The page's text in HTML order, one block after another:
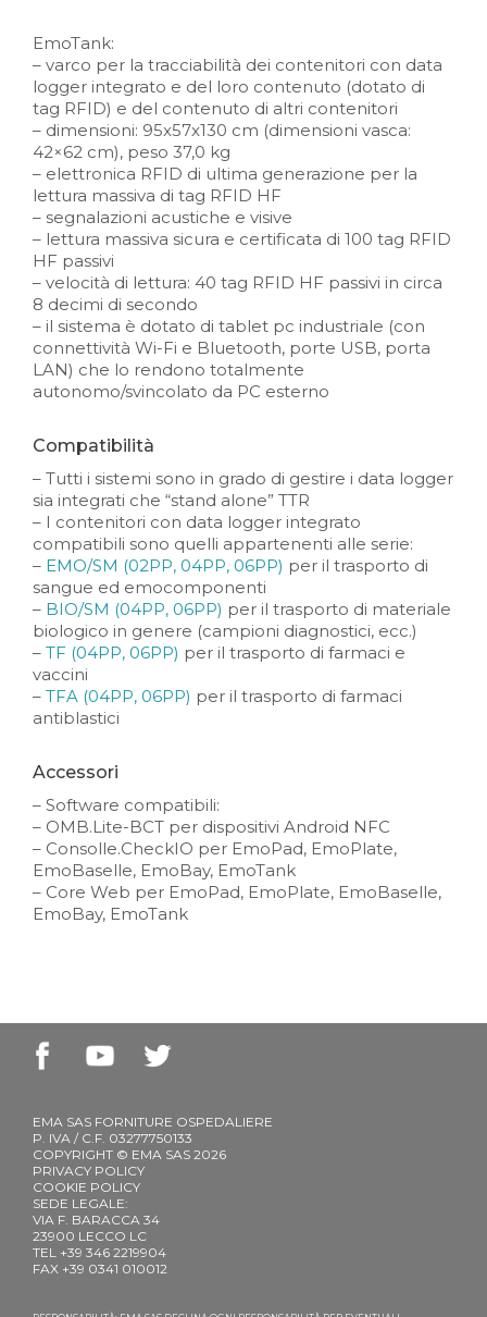
EmoTank:
– varco per la tracciabilità dei contenitori con data
logger integrato e del loro contenuto (dotato di
tag RFID) e del contenuto di altri contenitori
– dimensioni: 95x57x130 cm (dimensioni vasca:
42×62 cm), peso 37,0 kg
– elettronica RFID di ultima generazione per la
lettura massiva di tag RFID HF
– segnalazioni acustiche e visive
– lettura massiva sicura e certificata di 100 tag RFID
HF passivi
– velocità di lettura: 40 tag RFID HF passivi in circa
8 decimi di secondo
– il sistema è dotato di tablet pc industriale (con
connettività Wi-Fi e Bluetooth, porte USB, porta
LAN) che lo rendono totalmente
autonomo/svincolato da PC esterno
Compatibilità
– Tutti i sistemi sono in grado di gestire i data logger
sia integrati che “stand alone” TTR
– I contenitori con data logger integrato
compatibili sono quelli appartenenti alle serie:
– EMO/SM (02PP, 04PP, 06PP) per il trasporto di
sangue ed emocomponenti
– BIO/SM (04PP, 06PP) per il trasporto di materiale
biologico in genere (campioni diagnostici, ecc.)
– TF (04PP, 06PP) per il trasporto di farmaci e
vaccini
– TFA (04PP, 06PP) per il trasporto di farmaci
antiblastici
Accessori
– Software compatibili:
– OMB.Lite-BCT per dispositivi Android NFC
– Consolle.CheckIO per EmoPad, EmoPlate,
EmoBaselle, EmoBay, EmoTank
– Core Web per EmoPad, EmoPlate, EmoBaselle,
EmoBay, EmoTank
EMA SAS FORNITURE OSPEDALIERE
P. IVA / C.F. 03277750133
COPYRIGHT © EMA SAS 2026
PRIVACY POLICY
COOKIE POLICY
SEDE LEGALE:
VIA F. BARACCA 34
23900 LECCO LC
TEL +39 346 2219904
FAX +39 0341 010012